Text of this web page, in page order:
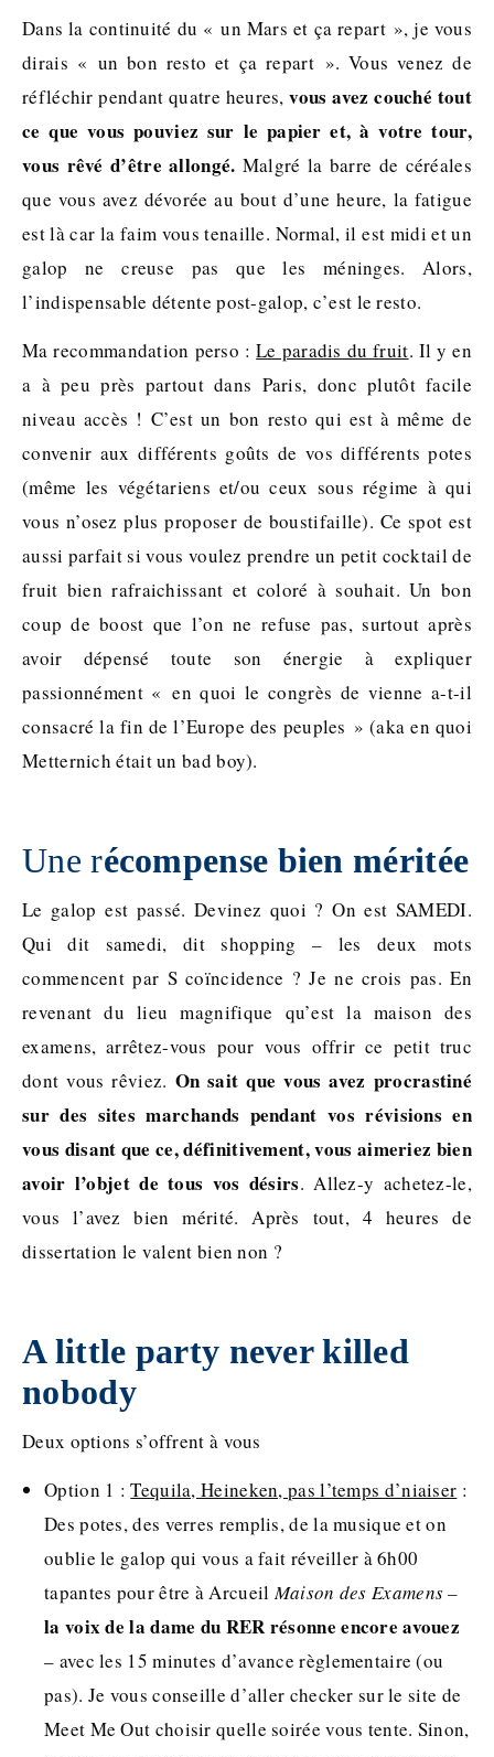
Dans la continuité du « un Mars et ça repart », je vous
dirais « un bon resto et ça repart ». Vous venez de
réfléchir pendant quatre heures, vous avez couché tout
ce que vous pouviez sur le papier et, à votre tour,
vous rêvé d’être allongé. Malgré la barre de céréales
que vous avez dévorée au bout d’une heure, la fatigue
est là car la faim vous tenaille. Normal, il est midi et un
galop ne creuse pas que les méninges. Alors,
l’indispensable détente post-galop, c’est le resto.
Ma recommandation perso :Le paradis du fruit. Il y en
a à peu près partout dans Paris, donc plutôt facile
niveau accès ! C’est un bon resto qui est à même de
convenir aux différents goûts de vos différents potes
(même les végétariens et/ou ceux sous régime à qui
vous n’osez plus proposer de boustifaille). Ce spot est
aussi parfait si vous voulez prendre un petit cocktail de
fruit bien rafraichissant et coloré à souhait. Un bon
coup de boost que l’on ne refuse pas, surtout après
avoir dépensé toute son énergie à expliquer
passionnément « en quoi le congrès de vienne a-t-il
consacré la fin de l’Europe des peuples » (aka en quoi
Metternich était un bad boy).
Une récompense bien méritée
Le galop est passé. Devinez quoi ? On est SAMEDI.
Qui dit samedi, dit shopping – les deux mots
commencent par S coïncidence ? Je ne crois pas. En
revenant du lieu magnifique qu’est la maison des
examens, arrêtez-vous pour vous offrir ce petit truc
dont vous rêviez. On sait que vous avez procrastiné
sur des sites marchands pendant vos révisions en
vous disant que ce, définitivement, vous aimeriez bien
avoir l’objet de tous vos désirs. Allez-y achetez-le,
vous l’avez bien mérité. Après tout, 4 heures de
dissertation le valent bien non ?
A little party never killed
nobody
Deux options s’offrent à vous
Option 1 :Tequila, Heineken, pas l’temps d’niaiser :
Des potes, des verres remplis, de la musique et on
oublie le galop qui vous a fait réveiller à 6h00
tapantes pour être à ArcueilMaison des Examens –
la voix de la dame du RER résonne encore avouez
– avec les 15 minutes d’avance règlementaire (ou
pas). Je vous conseille d’aller checker sur le site de
Meet Me Out choisir quelle soirée vous tente. Sinon,